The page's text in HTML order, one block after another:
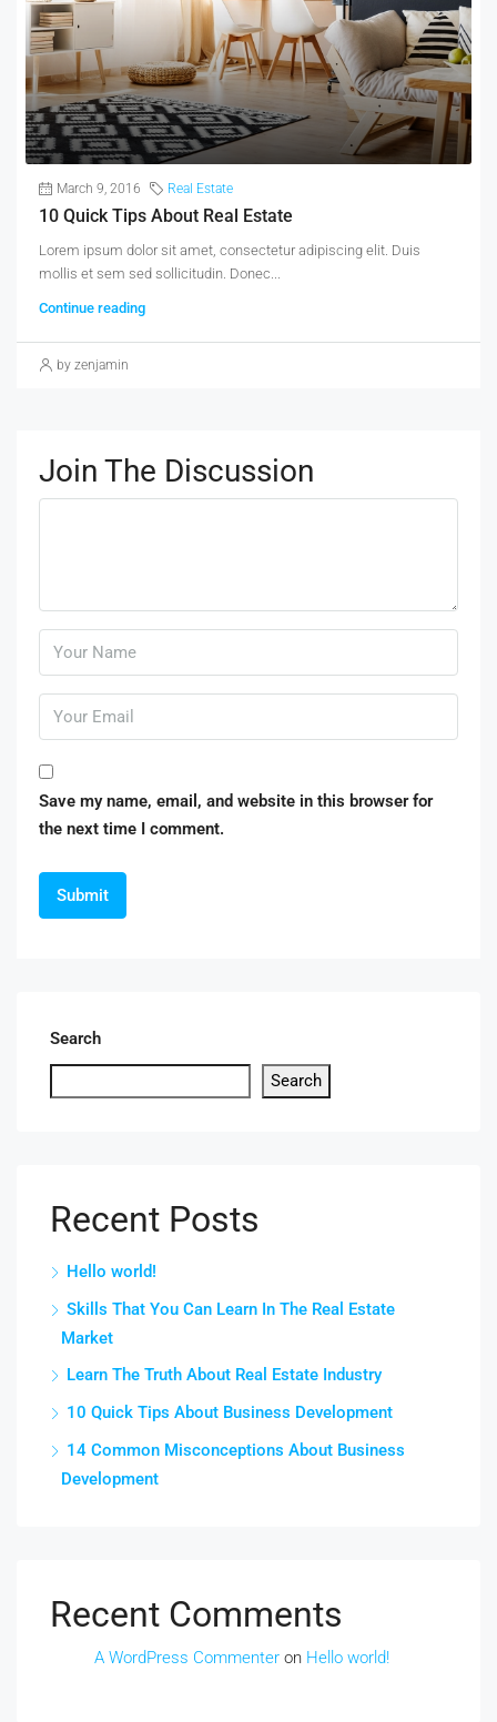
March 9, 2016 Real Estate
10 Quick Tips About Real Estate
Lorem ipsum dolor sit amet, consectetur adipiscing elit. Duis
mollis et sem sed sollicitudin. Donec...
Continue reading
by zenjamin
Join The Discussion
Save my name, email, and website in this browser for
the next time I comment.
Search
Search
Recent Posts
Hello world!
Skills That You Can Learn In The Real Estate
Market
Learn The Truth About Real Estate Industry
10 Quick Tips About Business Development
14 Common Misconceptions About Business
Development
Recent Comments
A WordPress Commenter on Hello world!